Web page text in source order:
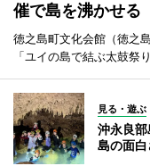
催で島を沸かせる
徳之島町文化会館（徳之
「ユイの島で結ぶ太鼓祭
見る・遊ぶ
沖永良
島の面